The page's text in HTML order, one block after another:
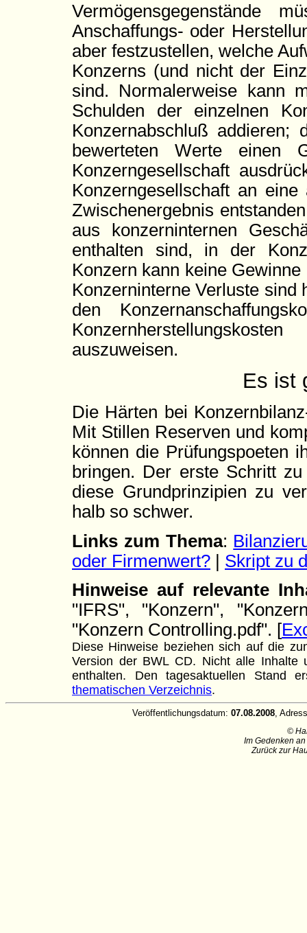
Vermögensgegenstände
Anschaffungs- oder
aber festzustellen, welche
Konzerns (und nicht der
sind. Normalerweise kann
Schulden der einzelnen
Konzernabschluß
bewerteten Werte einen
Konzerngesellschaft
Konzerngesellschaft an
Zwischenergebnis
aus konzerninternen
enthalten sind, in der
Konzern kann keine
Konzerninterne Verluste
den
auszuweisen.
Es ist
Die Härten bei
Mit Stillen Reserven und
können die Prüfungspoeten
bringen. Der erste Schritt
diese Grundprinzipien zu
halb so schwer.
Links zum Thema:
oder Firmenwert? | Skript zu
Hinweise auf relevante
"IFRS", "Konzern",
"Konzern Controlling.pdf". [
Diese Hinweise beziehen sich auf die
Version der BWL CD. Nicht alle Inhalte
enthalten. Den tagesaktuellen Stand
thematischen Verzeichnis.
Veröffentlichungsdatum: 07.08.2008,
©
Im Gedenken
Zurück zur